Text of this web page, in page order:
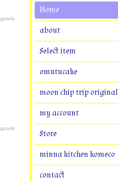
Home
about
Select item
omutucake
moon chip trip original
my account
Store
minna kitchen komeco
contact